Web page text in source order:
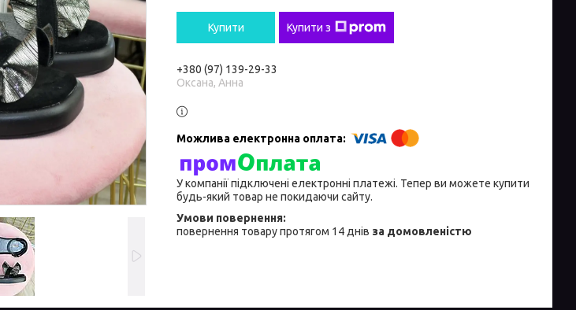
Купити Купити з
+380 (97) 139-29-33
Оксана, Анна
У компанії підключені електронні платежі. Тепер ви можете купити
будь-який товар не покидаючи сайту.
повернення товару протягом 14 днів за домовленістю